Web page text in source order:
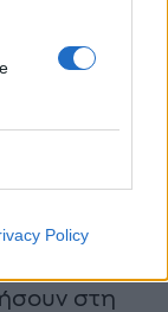
Policy
και του
όμως λίγη
του
σε
βαριά και
στη